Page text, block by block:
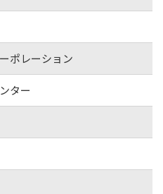
ポレーション
ター